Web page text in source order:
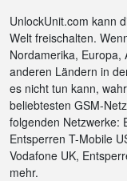
UnlockUnit.com kann
Welt freischalten.
Nordamerika, Europa,
anderen Ländern in
es nicht tun kann,
beliebtesten GSM-
folgenden Netzwerke:
Entsperren T-Mobile
Vodafone UK,
mehr.